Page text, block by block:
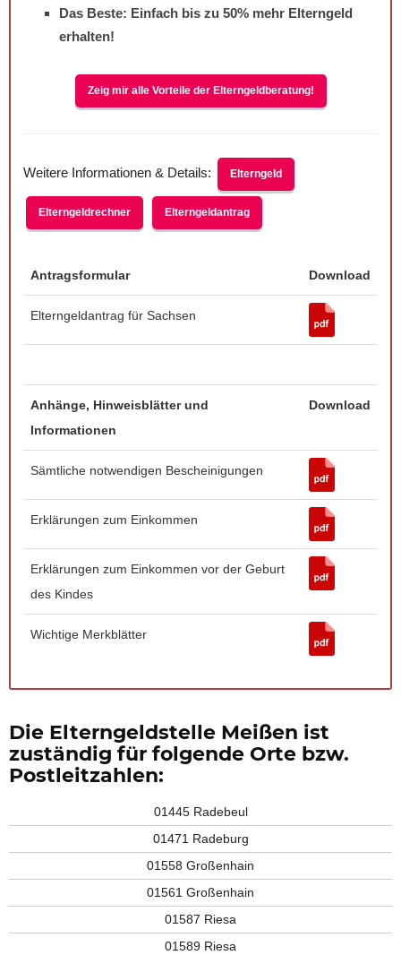
Das Beste: Einfach bis zu 50% mehr Elterngeld
erhalten!
Zeig mir alle Vorteile der Elterngeldberatung!
Weitere Informationen & Details: Elterngeld
Elterngeldrechner Elterngeldantrag
Antragsformular Download
Elterngeldantrag für Sachsen
Anhänge, Hinweisblätter und
Informationen
Download
Sämtliche notwendigen Bescheinigungen
Erklärungen zum Einkommen
Erklärungen zum Einkommen vor der Geburt
des Kindes
Wichtige Merkblätter
Die Elterngeldstelle Meißen ist
zuständig für folgende Orte bzw.
Postleitzahlen:
01445 Radebeul
01471 Radeburg
01558 Großenhain
01561 Großenhain
01587 Riesa
01589 Riesa